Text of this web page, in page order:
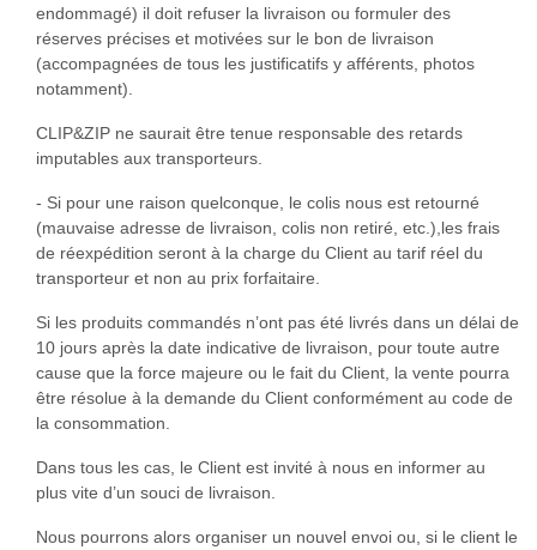
endommagé) il doit refuser la livraison ou formuler des
réserves précises et motivées sur le bon de livraison
(accompagnées de tous les justificatifs y afférents, photos
notamment).
CLIP&ZIP ne saurait être tenue responsable des retards
imputables aux transporteurs.
- Si pour une raison quelconque, le colis nous est retourné
(mauvaise adresse de livraison, colis non retiré, etc.),les frais
de réexpédition seront à la charge du Client au tarif réel du
transporteur et non au prix forfaitaire.
Si les produits commandés n’ont pas été livrés dans un délai de
10 jours après la date indicative de livraison, pour toute autre
cause que la force majeure ou le fait du Client, la vente pourra
être résolue à la demande du Client conformément au code de
la consommation.
Dans tous les cas, le Client est invité à nous en informer au
plus vite d’un souci de livraison.
Nous pourrons alors organiser un nouvel envoi ou, si le client le